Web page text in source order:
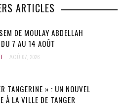
ARTICLES
DE MOULAY ABDELLAH
7 AU 14 AOÛT
AOÛ 07, 2026
TANGERINE » : UN NOUVEL
À LA VILLE DE TANGER